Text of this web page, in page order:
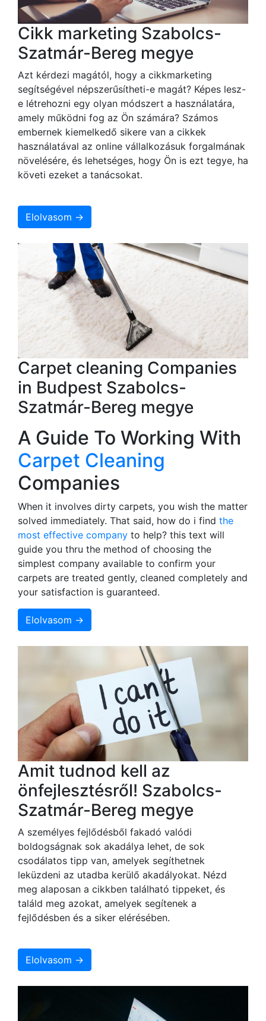
Cikk marketing Szabolcs-
Szatmár-Bereg megye
Azt kérdezi magától, hogy a cikkmarketing
segítségével népszerűsítheti-e magát? Képes lesz-
e létrehozni egy olyan módszert a használatára,
amely működni fog az Ön számára? Számos
embernek kiemelkedő sikere van a cikkek
használatával az online vállalkozásuk forgalmának
növelésére, és lehetséges, hogy Ön is ezt tegye, ha
követi ezeket a tanácsokat.
Elolvasom →
Carpet cleaning Companies
in Budpest Szabolcs-
Szatmár-Bereg megye
A Guide To Working With
Carpet Cleaning
Companies
When it involves dirty carpets, you wish the matter
solved immediately. That said, how do i find the
most effective company to help? this text will
guide you thru the method of choosing the
simplest company available to confirm your
carpets are treated gently, cleaned completely and
your satisfaction is guaranteed.
Elolvasom →
Amit tudnod kell az
önfejlesztésről! Szabolcs-
Szatmár-Bereg megye
A személyes fejlődésből fakadó valódi
boldogságnak sok akadálya lehet, de sok
csodálatos tipp van, amelyek segíthetnek
leküzdeni az utadba kerülő akadályokat. Nézd
meg alaposan a cikkben található tippeket, és
találd meg azokat, amelyek segítenek a
fejlődésben és a siker elérésében.
Elolvasom →